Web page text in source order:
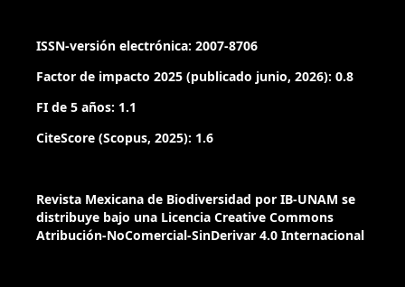
ISSN-versión electrónica: 2007-8706
Factor de impacto 2025 (publicado junio, 2026): 0.8
FI de 5 años: 1.1
CiteScore (Scopus, 2025): 1.6
Revista Mexicana de Biodiversidad por IB-UNAM se
distribuye bajo una Licencia Creative Commons
Atribución-NoComercial-SinDerivar 4.0 Internacional